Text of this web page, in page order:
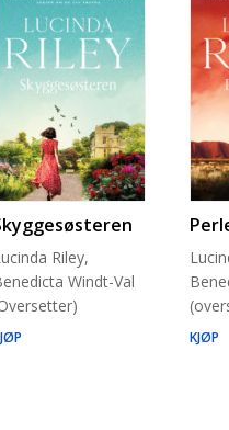
Riley,
Windt-Val
KJØP